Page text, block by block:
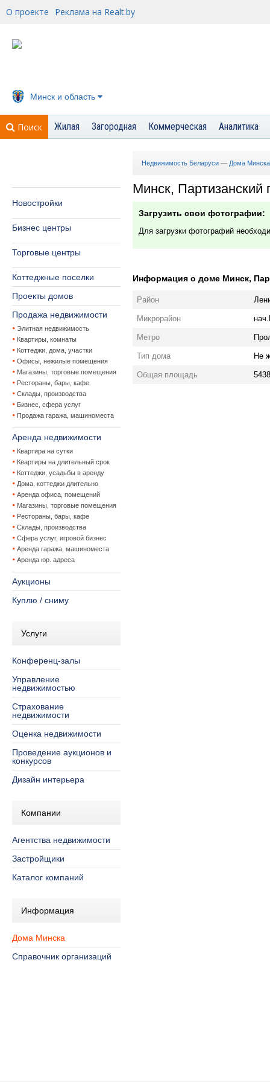
О проекте Реклама на Realt.by
Минск и область
Поиск Жилая Загородная Коммерческая Аналитика
Новостройки
Бизнес центры
Торговые центры
Коттеджные поселки
Проекты домов
Продажа недвижимости
Элитная недвижимость
Квартиры, комнаты
Коттеджи, дома, участки
Офисы, нежилые помещения
Магазины, торговые помещения
Рестораны, бары, кафе
Склады, производства
Бизнес, сфера услуг
Продажа гаража, машиноместа
Аренда недвижимости
Квартира на сутки
Квартиры на длительный срок
Коттеджи, усадьбы в аренду
Дома, коттеджи длительно
Аренда офиса, помещений
Магазины, торговые помещения
Рестораны, бары, кафе
Склады, производства
Сфера услуг, игровой бизнес
Аренда гаража, машиноместа
Аренда юр. адреса
Аукционы
Куплю / сниму
Услуги
Конференц-залы
Управление
недвижимостью
Страхование
недвижимости
Оценка недвижимости
Проведение аукционов и
конкурсов
Дизайн интерьера
Компании
Агентства недвижимости
Застройщики
Каталог компаний
Информация
Дома Минска
Справочник организаций
Недвижимость Беларуси — Дома Минска
Минск, Партизанский
Загрузить свои фотографии:
Для загрузки фотографий
Информация о доме Минск,
Район
Микрорайон
Метро
Тип дома Не
Общая площадь